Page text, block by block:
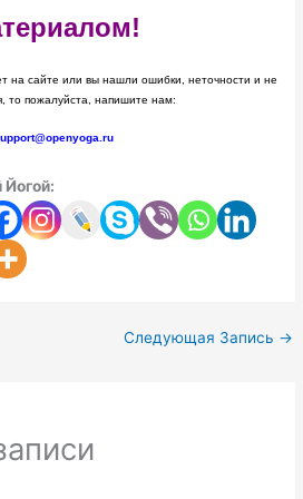
на сайте или вы нашли ошибки, неточности и не
то пожалуйста, напишите нам:
Следующая Запись →